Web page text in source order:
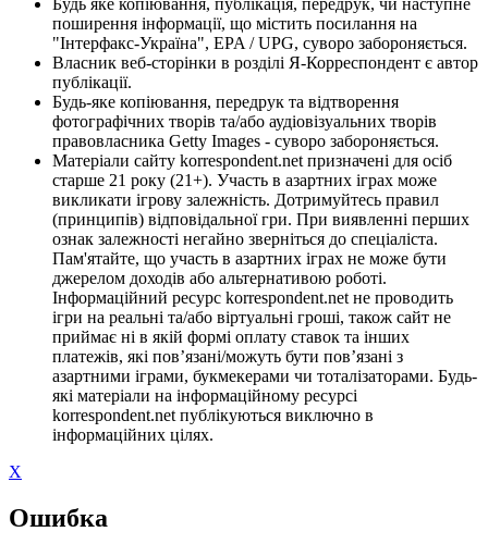
поширення інформації, що містить посилання на
"Інтерфакс-Україна", EPA / UPG, суворо забороняється.
Власник веб-сторінки в розділі Я-Корреспондент є автор
публікації.
Будь-яке копіювання, передрук та відтворення
фотографічних творів та/або аудіовізуальних творів
правовласника Getty Images - суворо забороняється.
Матеріали сайту korrespondent.net призначені для осіб
старше 21 року (21+). Участь в азартних іграх може
викликати ігрову залежність. Дотримуйтесь правил
(принципів) відповідальної гри. При виявленні перших
ознак залежності негайно зверніться до спеціаліста.
Пам'ятайте, що участь в азартних іграх не може бути
джерелом доходів або альтернативою роботі.
Інформаційний ресурс korrespondent.net не проводить
ігри на реальні та/або віртуальні гроші, також сайт не
приймає ні в якій формі оплату ставок та інших
платежів, які пов’язані/можуть бути пов’язані з
азартними іграми, букмекерами чи тоталізаторами. Будь-
які матеріали на інформаційному ресурсі
korrespondent.net публікуються виключно в
інформаційних цілях.
X
Ошибка